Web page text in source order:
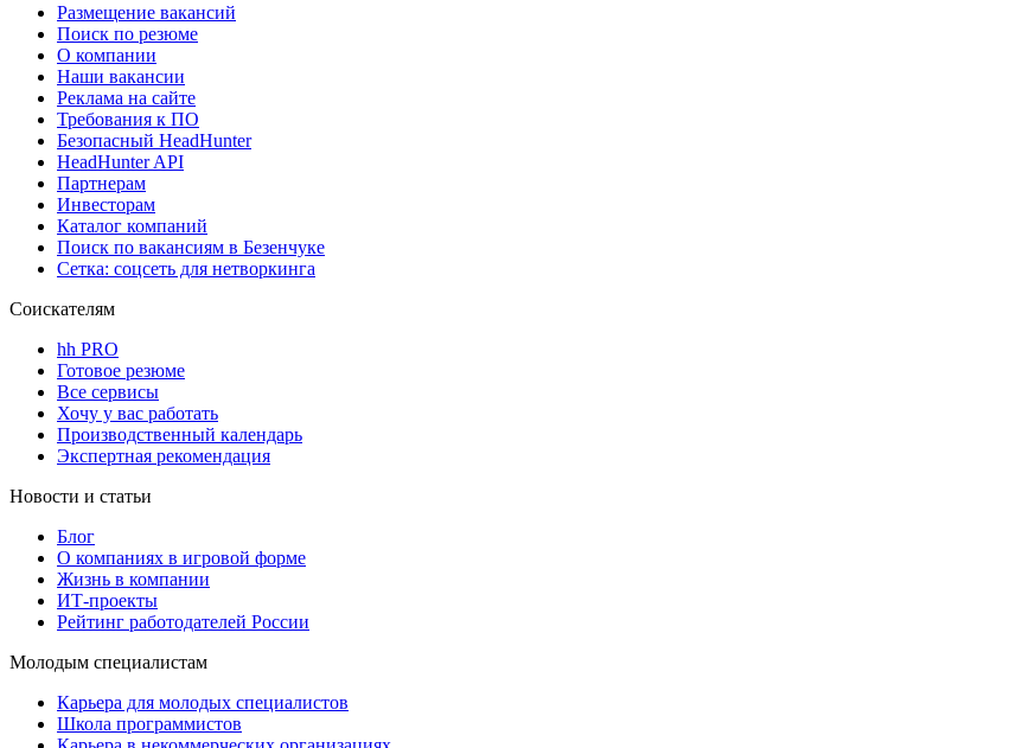
Размещение вакансий
Поиск по резюме
О компании
Наши вакансии
Реклама на сайте
Требования к ПО
Безопасный HeadHunter
HeadHunter API
Партнерам
Инвесторам
Каталог компаний
Поиск по вакансиям в Безенчуке
Сетка: соцсеть для нетворкинга
Соискателям
hh PRO
Готовое резюме
Все сервисы
Хочу у вас работать
Производственный календарь
Экспертная рекомендация
Новости и статьи
Блог
О компаниях в игровой форме
Жизнь в компании
ИТ-проекты
Рейтинг работодателей России
Молодым специалистам
Карьера для молодых специалистов
Школа программистов